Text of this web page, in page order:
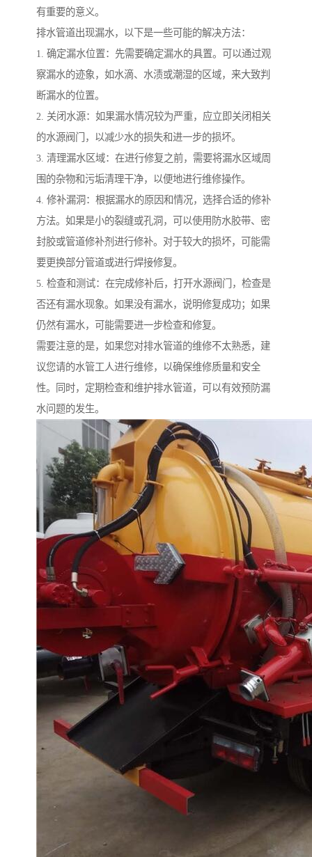
有重要的意义。
排水管道出现漏水，以下是一些可能的解决方法：
1. 确定漏水位置：先需要确定漏水的具置。可以通过观
察漏水的迹象，如水滴、水渍或潮湿的区域，来大致判
断漏水的位置。
2. 关闭水源：如果漏水情况较为严重，应立即关闭相关
的水源阀门，以减少水的损失和进一步的损坏。
3. 清理漏水区域：在进行修复之前，需要将漏水区域周
围的杂物和污垢清理干净，以便地进行维修操作。
4. 修补漏洞：根据漏水的原因和情况，选择合适的修补
方法。如果是小的裂缝或孔洞，可以使用防水胶带、密
封胶或管道修补剂进行修补。对于较大的损坏，可能需
要更换部分管道或进行焊接修复。
5. 检查和测试：在完成修补后，打开水源阀门，检查是
否还有漏水现象。如果没有漏水，说明修复成功；如果
仍然有漏水，可能需要进一步检查和修复。
需要注意的是，如果您对排水管道的维修不太熟悉，建
议您请的水管工人进行维修，以确保维修质量和安全
性。同时，定期检查和维护排水管道，可以有效预防漏
水问题的发生。